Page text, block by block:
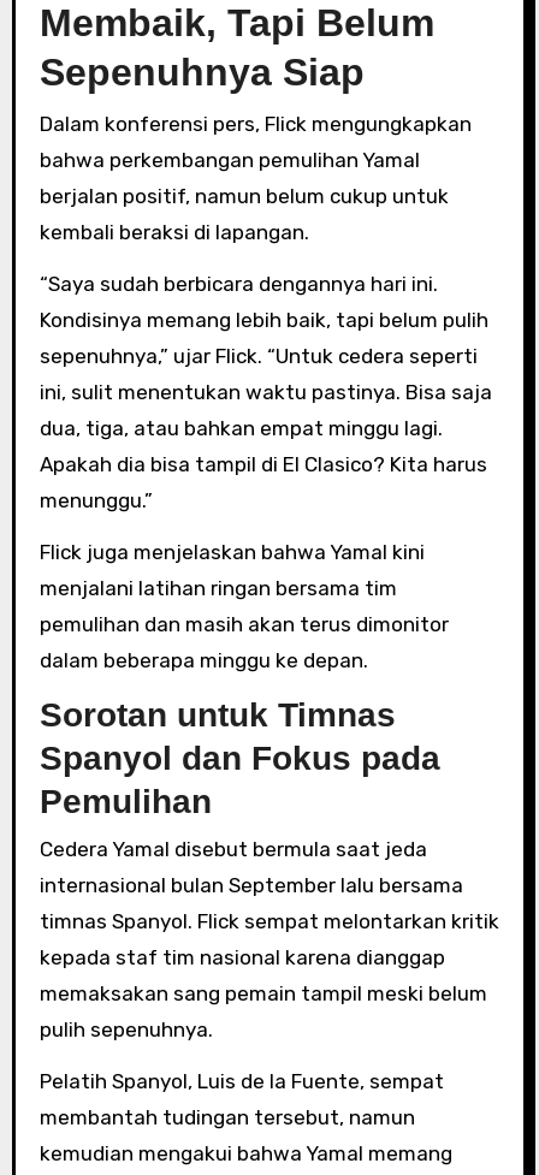
Membaik, Tapi Belum
Sepenuhnya Siap
Dalam konferensi pers, Flick mengungkapkan
bahwa perkembangan pemulihan Yamal
berjalan positif, namun belum cukup untuk
kembali beraksi di lapangan.
“Saya sudah berbicara dengannya hari ini.
Kondisinya memang lebih baik, tapi belum pulih
sepenuhnya,” ujar Flick. “Untuk cedera seperti
ini, sulit menentukan waktu pastinya. Bisa saja
dua, tiga, atau bahkan empat minggu lagi.
Apakah dia bisa tampil di El Clasico? Kita harus
menunggu.”
Flick juga menjelaskan bahwa Yamal kini
menjalani latihan ringan bersama tim
pemulihan dan masih akan terus dimonitor
dalam beberapa minggu ke depan.
Sorotan untuk Timnas
Spanyol dan Fokus pada
Pemulihan
Cedera Yamal disebut bermula saat jeda
internasional bulan September lalu bersama
timnas Spanyol. Flick sempat melontarkan kritik
kepada staf tim nasional karena dianggap
memaksakan sang pemain tampil meski belum
pulih sepenuhnya.
Pelatih Spanyol, Luis de la Fuente, sempat
membantah tudingan tersebut, namun
kemudian mengakui bahwa Yamal memang